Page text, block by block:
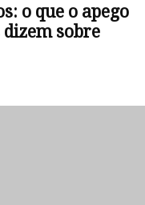
o que o apego
sobre